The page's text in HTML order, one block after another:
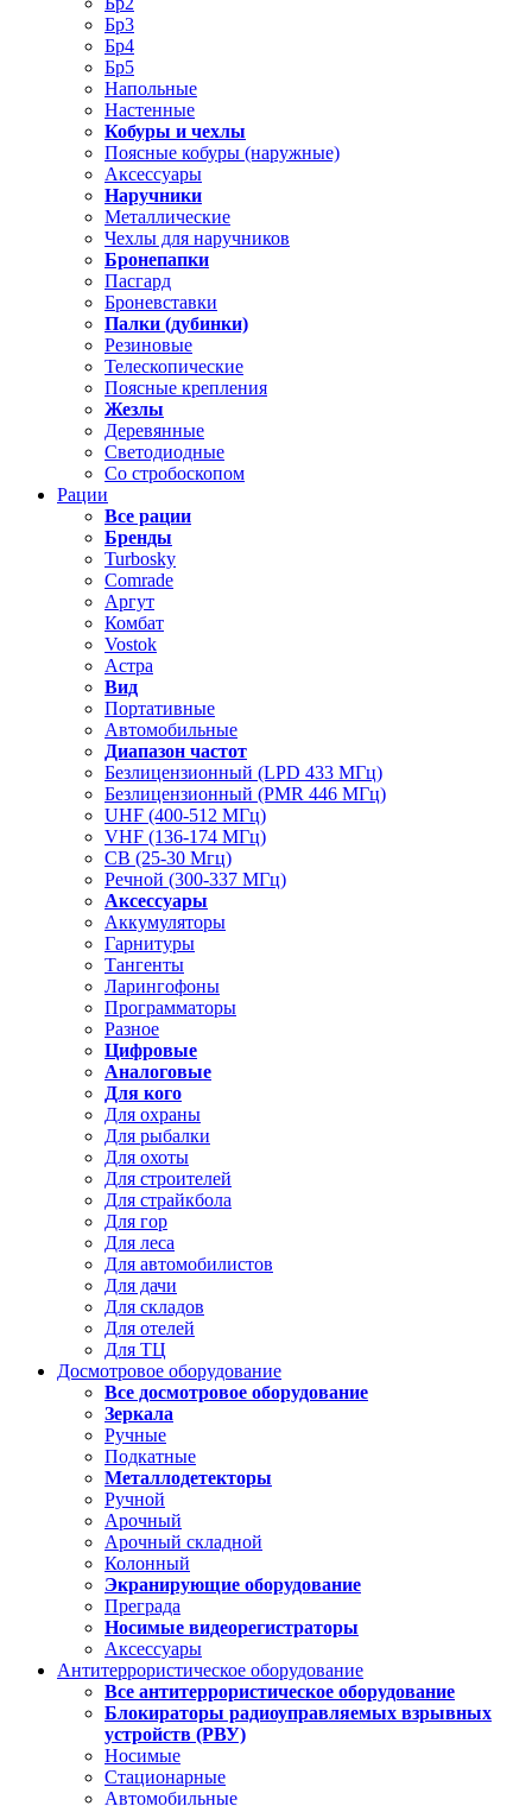
Бр3
Бр4
Бр5
Напольные
Настенные
Кобуры и чехлы
Поясные кобуры (наружные)
Аксессуары
Наручники
Металлические
Чехлы для наручников
Бронепапки
Пасгард
Броневставки
Палки (дубинки)
Резиновые
Телескопические
Поясные крепления
Жезлы
Деревянные
Светодиодные
Со стробоскопом
Рации
Все рации
Бренды
Turbosky
Comrade
Аргут
Комбат
Vostok
Астра
Вид
Портативные
Автомобильные
Диапазон частот
Безлицензионный (LPD 433 МГц)
Безлицензионный (PMR 446 МГц)
UHF (400-512 МГц)
VHF (136-174 МГц)
CB (25-30 Мгц)
Речной (300-337 МГц)
Аксессуары
Аккумуляторы
Гарнитуры
Тангенты
Ларингофоны
Программаторы
Разное
Цифровые
Аналоговые
Для кого
Для охраны
Для рыбалки
Для охоты
Для строителей
Для страйкбола
Для гор
Для леса
Для автомобилистов
Для дачи
Для складов
Для отелей
Для ТЦ
Досмотровое оборудование
Все досмотровое оборудование
Зеркала
Ручные
Подкатные
Металлодетекторы
Ручной
Арочный
Арочный складной
Колонный
Экранирующие оборудование
Преграда
Носимые видеорегистраторы
Аксессуары
Антитеррористическое оборудование
Все антитеррористическое оборудование
Блокираторы радиоуправляемых взрывных
устройств (РВУ)
Носимые
Стационарные
Автомобильные